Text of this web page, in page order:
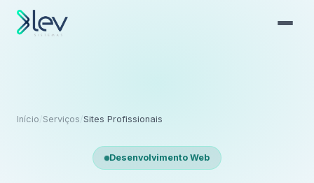
Início Serviços Sites Profissionais
Desenvolvimento Web